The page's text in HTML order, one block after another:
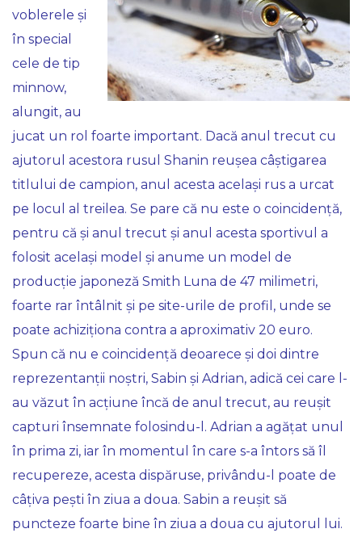
voblerele și
în special
cele de tip
minnow,
alungit, au
jucat un rol foarte important. Dacă anul trecut cu
ajutorul acestora rusul Shanin reușea câștigarea
titlului de campion, anul acesta același rus a urcat
pe locul al treilea. Se pare că nu este o coincidență,
pentru că și anul trecut și anul acesta sportivul a
folosit același model și anume un model de
producție japoneză Smith Luna de 47 milimetri,
foarte rar întâlnit și pe site-urile de profil, unde se
poate achiziționa contra a aproximativ 20 euro.
Spun că nu e coincidență deoarece și doi dintre
reprezentanții noștri, Sabin și Adrian, adică cei care l-
au văzut în acțiune încă de anul trecut, au reușit
capturi însemnate folosindu-l. Adrian a agățat unul
în prima zi, iar în momentul în care s-a întors să îl
recupereze, acesta dispăruse, privându-l poate de
câțiva pești în ziua a doua. Sabin a reușit să
puncteze foarte bine în ziua a doua cu ajutorul lui.